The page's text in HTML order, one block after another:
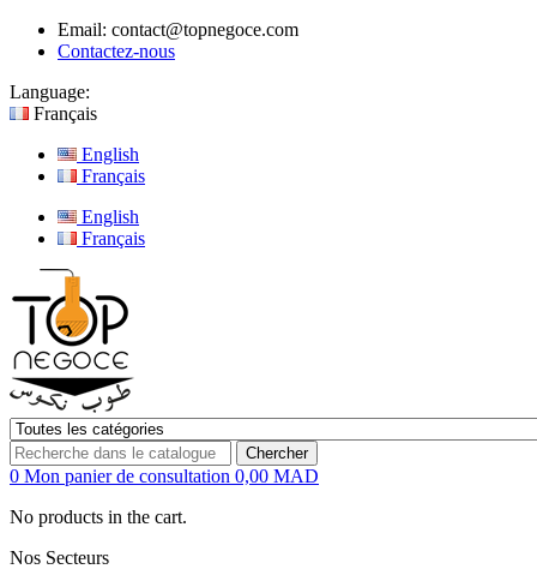
Email: contact@topnegoce.com
Contactez-nous
Language:
Français
English
Français
English
Français
Chercher
0 Mon panier de consultation 0,00 MAD
No products in the cart.
Nos Secteurs